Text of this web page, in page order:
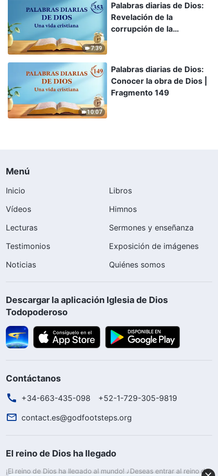
7:39
Palabras diarias de Dios:
Revelación de la
corrupción de la
10:07
Palabras diarias de Dios:
Conocer la obra de Dios |
Fragmento 149
Menú
Inicio
Libros
Vídeos
Himnos
Lecturas
Sermones y enseñanza
Testimonios
Exposición de imágenes
Noticias
Quiénes somos
Descargar la aplicación Iglesia de Dios
Todopoderoso
Contáctanos
+34-663-435-098
+52-1-729-305-9819
contact.es@godfootsteps.org
El reino de Dios ha llegado
¡El reino de Dios ha llegado al mundo! ¿Deseas entrar al reino de